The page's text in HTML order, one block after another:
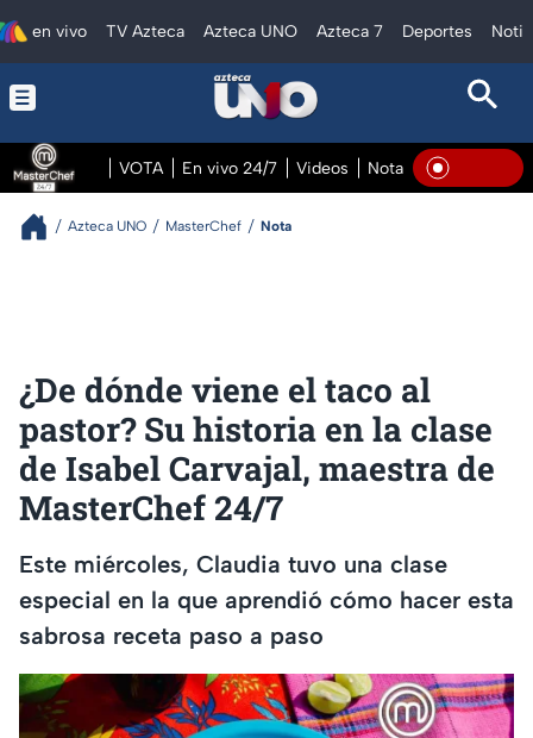
en vivo TV Azteca Azteca UNO Azteca 7 Deportes
VOTA En vivo 24/7 Videos Notas En vivo En Vivo
Azteca UNO MasterChef Nota
¿De dónde viene el taco al
pastor? Su historia en la clase
de Isabel Carvajal, maestra de
MasterChef 24/7
Este miércoles, Claudia tuvo una clase
especial en la que aprendió cómo hacer esta
sabrosa receta paso a paso